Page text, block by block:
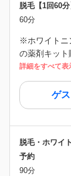
脱毛【1回60
60分
※ホワイトニ
の薬剤キット
詳細をすべて表
ゲ
脱毛・ホワイ
予約
90分